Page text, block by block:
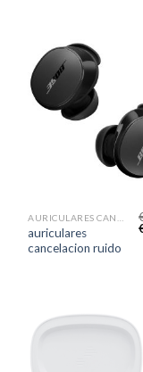
auriculares
cancelacion ruido